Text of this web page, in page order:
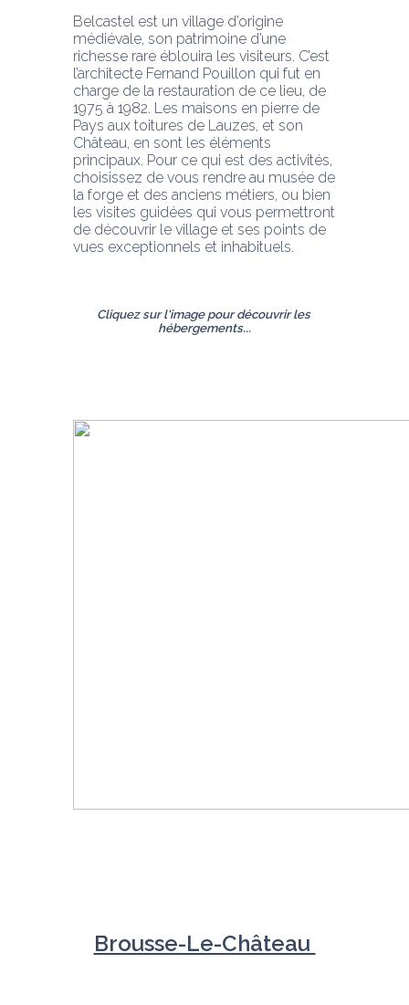
Belcastel est un village d’origine
médiévale, son patrimoine d’une
richesse rare éblouira les visiteurs. C’est
l’architecte Fernand Pouillon qui fut en
charge de la restauration de ce lieu, de
1975 à 1982. Les maisons en pierre de
Pays aux toitures de Lauzes, et son
Château, en sont les éléments
principaux. Pour ce qui est des activités,
choisissez de vous rendre au musée de
la forge et des anciens métiers, ou bien
les visites guidées qui vous permettront
de découvrir le village et ses points de
vues exceptionnels et inhabituels.
Cliquez sur l'image pour découvrir les
hébergements...
Brousse-Le-Château